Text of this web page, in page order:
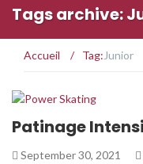
Tags archive:
Accueil / Tag: Junior
Patinage
September 30, 2021